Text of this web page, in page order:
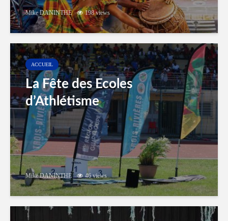
Mike DANINTHE 198 views
ACCUEIL
La Fête des Ecoles
d’Athlétisme
Mike DANINTHE 46 views